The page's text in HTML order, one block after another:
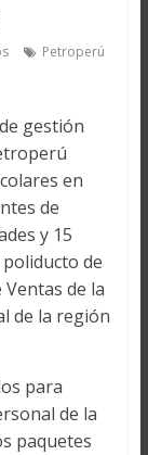
Petroperú
gestión
en
de
y 15
de
de la
de la región
para
de la
paquetes